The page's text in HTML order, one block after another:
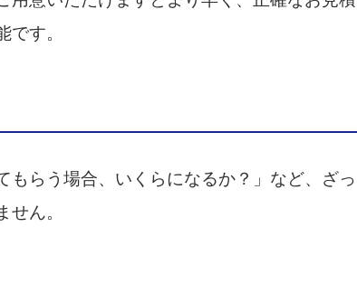
す。
もらう場合、いくらになるか？」など、ざっ
ん。